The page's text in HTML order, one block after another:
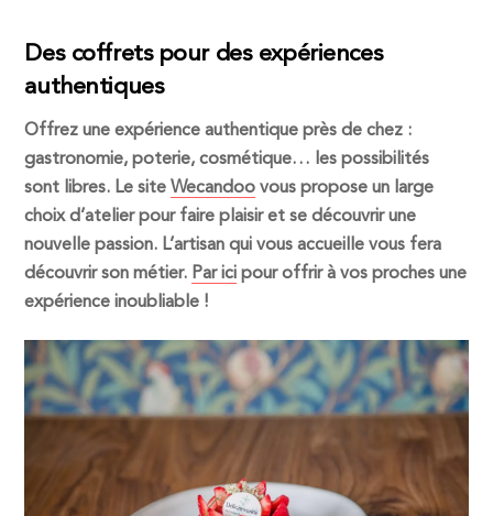
Des coffrets pour des expériences
authentiques
Offrez une expérience authentique près de chez :
gastronomie, poterie, cosmétique… les possibilités
sont libres. Le site Wecandoo vous propose un large
choix d’atelier pour faire plaisir et se découvrir une
nouvelle passion. L’artisan qui vous accueille vous fera
découvrir son métier. Par ici pour offrir à vos proches une
expérience inoubliable !